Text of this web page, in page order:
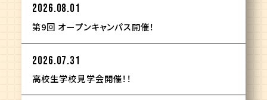
2026.08.01
第9回 オープンキャンパス開催！
2026.07.31
高校生学校見学会開催！！